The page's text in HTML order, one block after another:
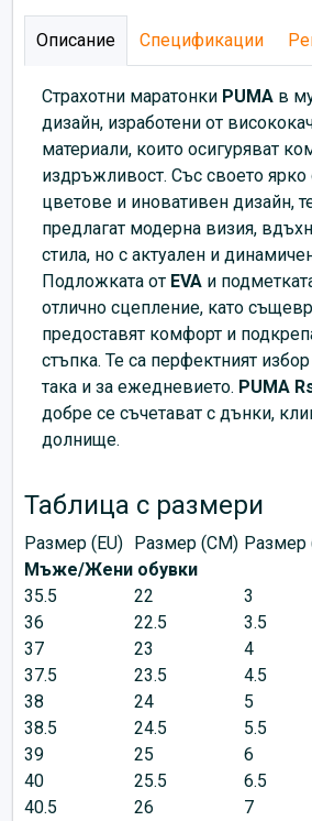
Описание Спецификации
Страхотни маратонки PUMA в
дизайн, изработени от
материали, които осигуряват
издръжливост. Със своето ярко
цветове и иновативен дизайн,
предлагат модерна визия,
стила, но с актуален и
Подложката от EVA и
отлично сцепление, като
предоставят комфорт и
стъпка. Те са перфектният избор
така и за ежедневието. PUMA
добре се съчетават с дънки,
долнище.
Таблица с размери
Размер (EU) Размер (CM) Размер
Мъже/Жени обувки
35.5
22
3
36
22.5
3.5
37
23
4
37.5
23.5
4.5
38
24
5
38.5
24.5
5.5
39
25
6
40
25.5
6.5
40.5
26
7